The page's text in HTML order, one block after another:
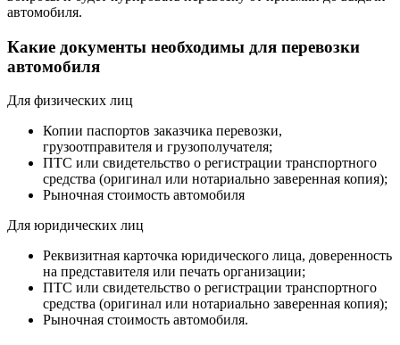
автомобиля.
Какие документы необходимы для перевозки
автомобиля
Для физических лиц
Копии паспортов заказчика перевозки,
грузоотправителя и грузополучателя;
ПТС или свидетельство о регистрации транспортного
средства (оригинал или нотариально заверенная копия);
Рыночная стоимость автомобиля
Для юридических лиц
Реквизитная карточка юридического лица, доверенность
на представителя или печать организации;
ПТС или свидетельство о регистрации транспортного
средства (оригинал или нотариально заверенная копия);
Рыночная стоимость автомобиля.